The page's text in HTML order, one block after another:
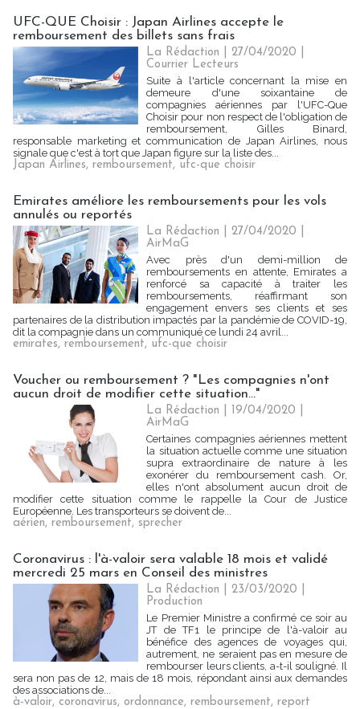
UFC-QUE Choisir : Japan Airlines accepte le
remboursement des billets sans frais
La Rédaction | 27/04/2020
Courrier Lecteurs
Suite à l'article concernant la mise en
demeure d'une soixantaine de
compagnies aériennes par l'UFC-Que
Choisir pour non respect de l'obligation de
remboursement, Gilles Binard,
responsable marketing et communication de Japan Airlines, nous
signale que c'est à tort que Japan figure sur la liste des...
Japan Airlines, remboursement, ufc-que choisir
Emirates améliore les remboursements pour les vols
annulés ou reportés
La Rédaction | 27/04/2020
AirMaG
Avec près d'un demi-million de
remboursements en attente, Emirates a
renforcé sa capacité à traiter les
remboursements, réaffirmant son
engagement envers ses clients et ses
partenaires de la distribution impactés par la pandémie de COVID-19,
dit la compagnie dans un communiqué ce lundi 24 avril...
emirates, remboursement, ufc-que choisir
Voucher ou remboursement ? "Les compagnies n'ont
aucun droit de modifier cette situation..."
La Rédaction | 19/04/2020
AirMaG
Certaines compagnies aériennes mettent
la situation actuelle comme une situation
supra extraordinaire de nature à les
exonérer du remboursement cash. Or,
elles n'ont absolument aucun droit de
modifier cette situation comme le rappelle la Cour de Justice
Européenne. Les transporteurs se doivent de...
aérien, remboursement, sprecher
Coronavirus : l'à-valoir sera valable 18 mois et validé
mercredi 25 mars en Conseil des ministres
La Rédaction | 23/03/2020
Production
Le Premier Ministre a confirmé ce soir au
JT de TF1 le principe de l'à-valoir au
bénéfice des agences de voyages qui,
autrement, ne seraient pas en mesure de
rembourser leurs clients, a-t-il souligné. Il
sera non pas de 12, mais de 18 mois, répondant ainsi aux demandes
des associations de...
à-valoir, coronavirus, ordonnance, remboursement, report